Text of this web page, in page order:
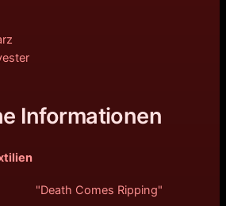
Informationen
"Death Comes Ripping"